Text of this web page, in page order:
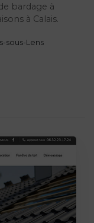
bardage à
à Calais.
sous-Lens